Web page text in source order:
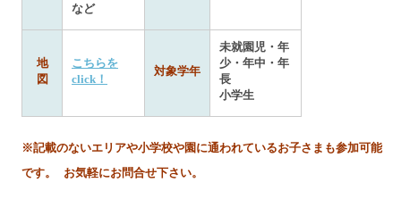
など
地
図
こちらを
click！
対象学年
未就園児・年
少・年中・年
長
小学生
※記載のないエリアや小学校や園に通われているお子さまも参加可能
です。
お気軽にお問合せ下さい。